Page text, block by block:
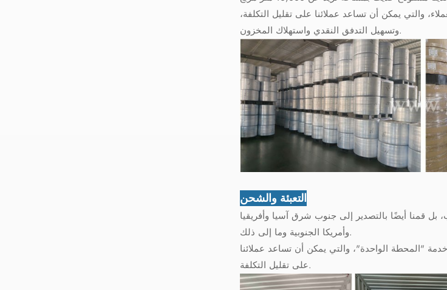
والتي يمكن أن تساعد عملائنا على تقليل التكلفة،
وتسهيل التدفق النقدي واستهلاك المخزون.
التعبئة والشحن
قمنا أيضًا بالتصدير إلى جنوب شرق آسيا وأفريقيا
وأمريكا الجنوبية وما إلى ذلك.
"المحطة الواحدة"، والتي يمكن أن تساعد عملائنا
على تقليل التكلفة.